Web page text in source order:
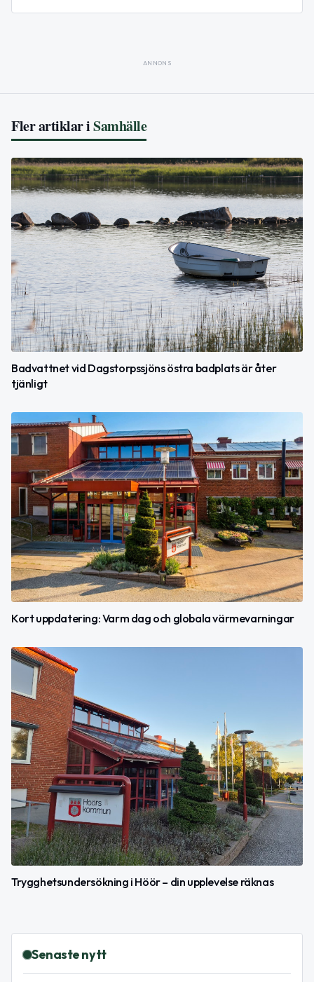
ANNONS
Fler artiklar iSamhälle
Badvattnet vid Dagstorpssjöns östra badplats är åter
tjänligt
Kort uppdatering: Varm dag och globala värmevarningar
Trygghetsundersökning i Höör – din upplevelse räknas
Senaste nytt